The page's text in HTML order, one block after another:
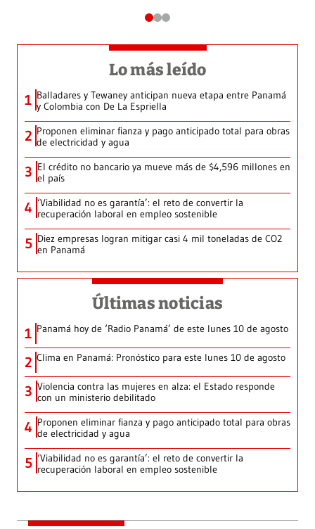
Lo más leído
1 Balladares y Tewaney anticipan nueva etapa entre Panamá
y Colombia con De La Espriella
2 Proponen eliminar fianza y pago anticipado total para obras
de electricidad y agua
3 El crédito no bancario ya mueve más de $4,596 millones en
el país
4 ‘Viabilidad no es garantía’: el reto de convertir la
recuperación laboral en empleo sostenible
5 Diez empresas logran mitigar casi 4 mil toneladas de CO2
en Panamá
Últimas noticias
1 Panamá hoy de ‘Radio Panamá’ de este lunes 10 de agosto
2 Clima en Panamá: Pronóstico para este lunes 10 de agosto
3 Violencia contra las mujeres en alza: el Estado responde
con un ministerio debilitado
4 Proponen eliminar fianza y pago anticipado total para obras
de electricidad y agua
5 ‘Viabilidad no es garantía’: el reto de convertir la
recuperación laboral en empleo sostenible